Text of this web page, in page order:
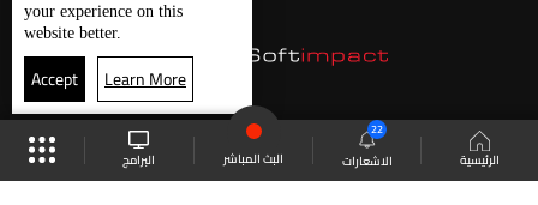
الرئيسية الاشعارات
22
البث المباشر البرامج
your experience on this
website better.
Accept Learn More
موقع البرامج الجدول البث المباشر